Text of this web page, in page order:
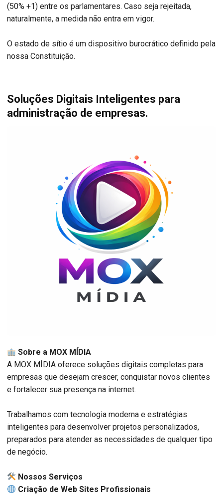
(50% +1) entre os parlamentares. Caso seja rejeitada,
naturalmente, a medida não entra em vigor.
O estado de sítio é um dispositivo burocrático definido pela
nossa Constituição.
Soluções Digitais Inteligentes para
administração de empresas.
Sobre a MOX MÍDIA
A MOX MÍDIA oferece soluções digitais completas para
empresas que desejam crescer, conquistar novos clientes
e fortalecer sua presença na internet.
Trabalhamos com tecnologia moderna e estratégias
inteligentes para desenvolver projetos personalizados,
preparados para atender as necessidades de qualquer tipo
de negócio.
️ Nossos Serviços
Criação de Web Sites Profissionais